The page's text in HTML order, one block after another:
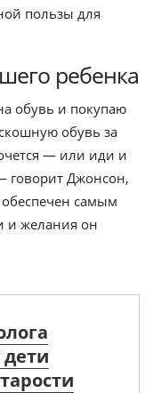
пользы для
ребенка
обувь и покупаю
обувь за
— или иди и
говорит Джонсон,
самым
и желания он